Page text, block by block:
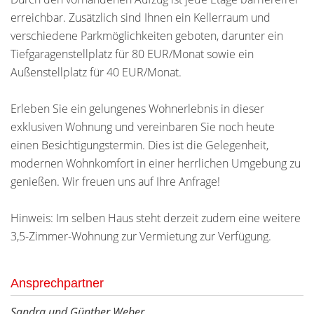
erreichbar. Zusätzlich sind Ihnen ein Kellerraum und
verschiedene Parkmöglichkeiten geboten, darunter ein
Tiefgaragenstellplatz für 80 EUR/Monat sowie ein
Außenstellplatz für 40 EUR/Monat.
Erleben Sie ein gelungenes Wohnerlebnis in dieser
exklusiven Wohnung und vereinbaren Sie noch heute
einen Besichtigungstermin. Dies ist die Gelegenheit,
modernen Wohnkomfort in einer herrlichen Umgebung zu
genießen. Wir freuen uns auf Ihre Anfrage!
Hinweis: Im selben Haus steht derzeit zudem eine weitere
3,5-Zimmer-Wohnung zur Vermietung zur Verfügung.
Ansprechpartner